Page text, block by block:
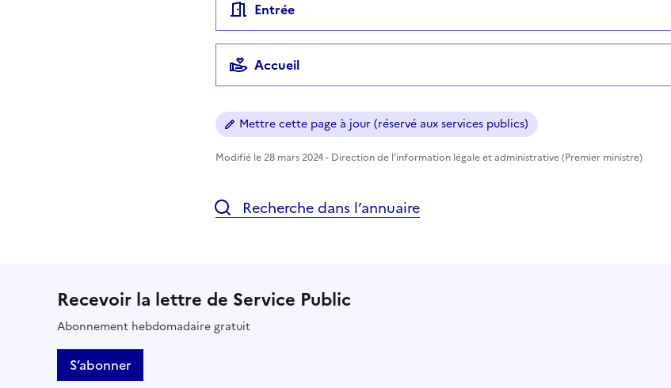
Entrée
Accueil
Mettre cette page à jour (réservé aux services publics)
Modifié le 28 mars 2024 - Direction de l'information légale et administrative (Premier ministre)
Recherche dans l’annuaire
Recevoir la lettre de Service Public
Abonnement hebdomadaire gratuit
S’abonner